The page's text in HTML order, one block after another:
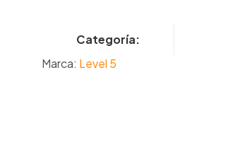
Categoría:
Marca: Level 5